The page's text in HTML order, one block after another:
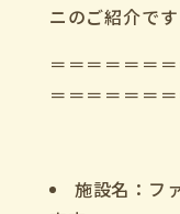
ニのご紹介です
＝＝＝＝＝＝
＝＝＝＝＝＝
施設名：フ